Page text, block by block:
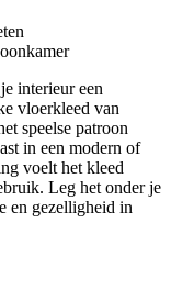
interieur een
vloerkleed van
speelse patroon
in een modern of
voelt het kleed
Leg het onder je
en gezelligheid in